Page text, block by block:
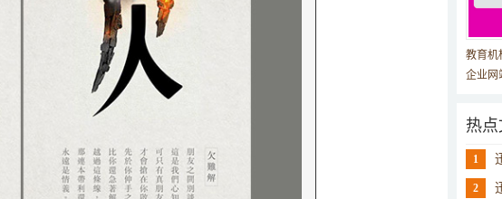
教育机
企业网
热点
1
2